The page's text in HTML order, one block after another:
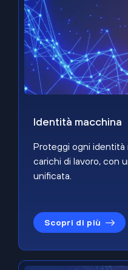
Identità macchina
Proteggi ogni identità
carichi di lavoro, con
unificata.
Scopri di più